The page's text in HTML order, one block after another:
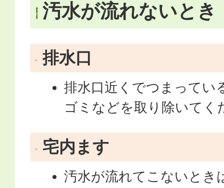
汚水が流れないとき
排水口
排水口近くでつまってい
ゴミなどを取り除いてく
宅内ます
汚水が流れてこないとき